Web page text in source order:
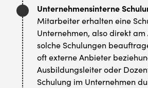
Unternehmensinterne
Mitarbeiter erhalten eine
Unternehmen, also direkt
solche Schulungen
oft externe Anbieter
Ausbildungsleiter oder
Schulung im Unternehmen